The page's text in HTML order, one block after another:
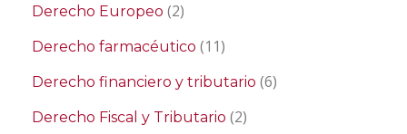
Derecho Europeo (2)
Derecho farmacéutico (11)
Derecho financiero y tributario (6)
Derecho Fiscal y Tributario (2)